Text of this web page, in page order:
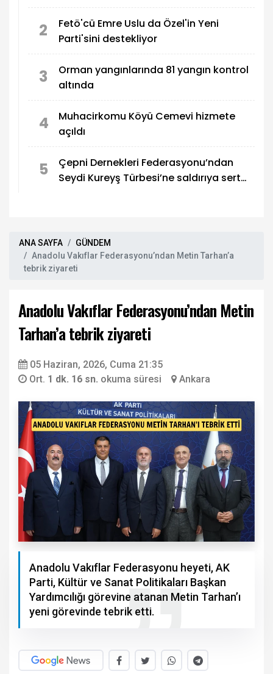
2
Fetö'cü Emre Uslu da Özel'in Yeni
Parti'sini destekliyor
3
Orman yangınlarında 81 yangın kontrol
altında
4
Muhacirkomu Köyü Cemevi hizmete
açıldı
5
Çepni Dernekleri Federasyonu’ndan
Seydi Kureyş Türbesi’ne saldırıya sert
ANA SAYFA
GÜNDEM
Anadolu Vakıflar Federasyonu’ndan Metin Tarhan’a
tebrik ziyareti
Anadolu Vakıflar Federasyonu’ndan Metin
Tarhan’a tebrik ziyareti
05 Haziran, 2026, Cuma 21:35
Ort. 1 dk. 16 sn. okuma süresi Ankara
Anadolu Vakıflar Federasyonu heyeti, AK
Parti, Kültür ve Sanat Politikaları Başkan
Yardımcılığı görevine atanan Metin Tarhan’ı
yeni görevinde tebrik etti.